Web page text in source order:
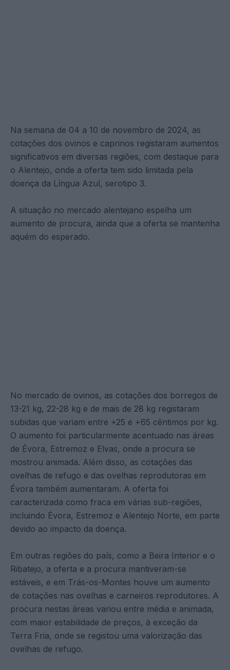
Na semana de 04 a 10 de novembro de 2024, as
cotações dos ovinos e caprinos registaram aumentos
significativos em diversas regiões, com destaque para
o Alentejo, onde a oferta tem sido limitada pela
doença da Língua Azul, serotipo 3.
A situação no mercado alentejano espelha um
aumento de procura, ainda que a oferta se mantenha
aquém do esperado.
No mercado de ovinos, as cotações dos borregos de
13-21 kg, 22-28 kg e de mais de 28 kg registaram
subidas que variam entre +25 e +65 cêntimos por kg.
O aumento foi particularmente acentuado nas áreas
de Évora, Estremoz e Elvas, onde a procura se
mostrou animada. Além disso, as cotações das
ovelhas de refugo e das ovelhas reprodutoras em
Évora também aumentaram. A oferta foi
caracterizada como fraca em várias sub-regiões,
incluindo Évora, Estremoz e Alentejo Norte, em parte
devido ao impacto da doença.
Em outras regiões do país, como a Beira Interior e o
Ribatejo, a oferta e a procura mantiveram-se
estáveis, e em Trás-os-Montes houve um aumento
de cotações nas ovelhas e carneiros reprodutores. A
procura nestas áreas variou entre média e animada,
com maior estabilidade de preços, à exceção da
Terra Fria, onde se registou uma valorização das
ovelhas de refugo.